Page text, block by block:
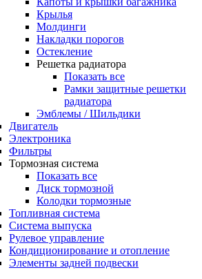
Крылья
Молдинги
Накладки порогов
Остекление
Решетка радиатора
Показать все
Рамки защитные решетки
радиатора
Эмблемы / Шильдики
Двигатель
Электроника
Фильтры
Тормозная система
Показать все
Диск тормозной
Колодки тормозные
Топливная система
Система выпуска
Рулевое управление
Кондиционирование и отопление
Элементы задней подвески